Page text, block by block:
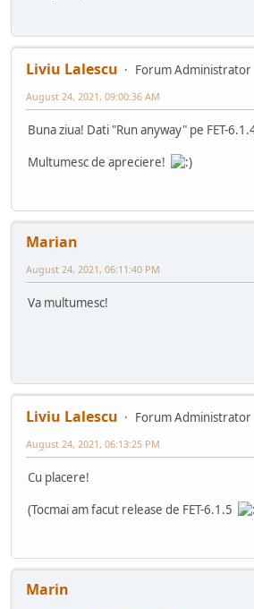
Liviu Lalescu
Forum Administrator
August 24, 2021, 09:00:36 AM
Buna ziua! Dati "Run anyway" pe FET-
Multumesc de apreciere!
Marian
August 24, 2021, 06:11:40 PM
Va multumesc!
Liviu Lalescu
Forum Administrator
August 24, 2021, 06:13:25 PM
Cu placere!
(Tocmai am facut release de FET-6.1.5
Marin